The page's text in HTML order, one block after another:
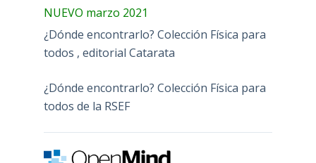
NUEVO marzo 2021
¿Dónde encontrarlo? Colección Física para
todos , editorial Catarata
¿Dónde encontrarlo? Colección Física para
todos de la RSEF